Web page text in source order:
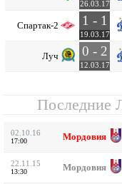
26.03.17
Спартак-2 1 - 1
19.03.17
Луч 0 - 2
12.03.17
Последние
02.10.16
17:00 Мордовия
22.11.15
13:30 Мордовия